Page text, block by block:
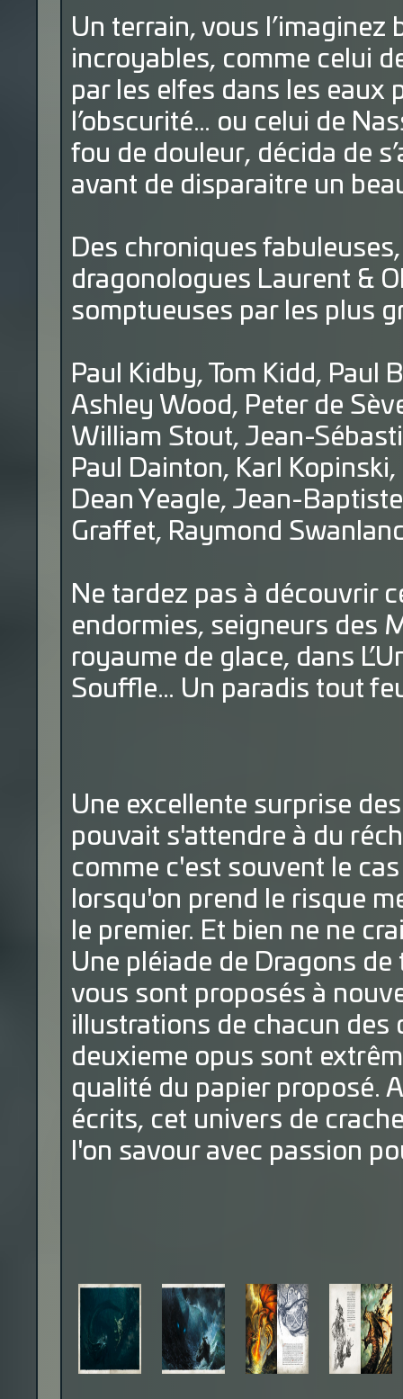
Un terrain, vous
incroyables, comme celui
par les elfes dans les eaux
l’obscurité… ou celui de
fou de douleur, décida de
avant de disparaitre un
Des chroniques
dragonologues Laurent &
somptueuses par les plus
Paul Kidby, Tom Kidd, Paul
Ashley Wood, Peter de
William Stout, Jean-
Paul Dainton, Karl
Dean Yeagle, Jean-
Graffet, Raymond
Ne tardez pas à découvrir
endormies, seigneurs des
royaume de glace, dans
Souffle… Un paradis tout
Une excellente surprise
pouvait s'attendre à du
comme c'est souvent le
lorsqu'on prend le risque
le premier. Et bien ne ne
Une pléiade de Dragons
vous sont proposés à
illustrations de chacun des
deuxieme opus sont
qualité du papier proposé.
écrits, cet univers de
l'on savour avec passion